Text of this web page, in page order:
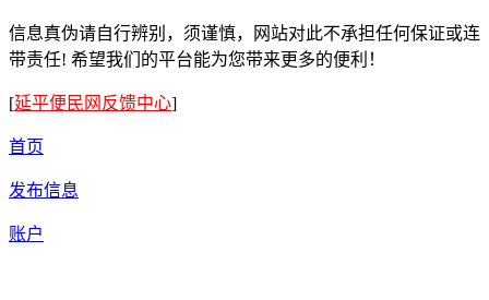
信息真伪请自行辨别，须谨慎，网站对此不承担任何保证或连
带责任! 希望我们的平台能为您带来更多的便利！
[延平便民网反馈中心]
首页
发布信息
账户